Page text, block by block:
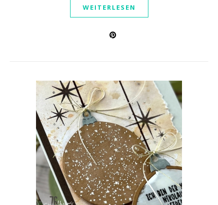
WEITERLESEN